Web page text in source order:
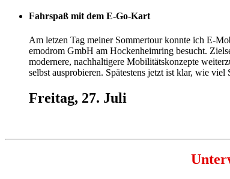
Fahrspaß mit dem E-Go-Kart
Am letzen Tag meiner Sommertour konnte ich E-
emodrom GmbH am Hockenheimring besucht.
modernere, nachhaltigere Mobilitätskonzepte
selbst ausprobieren. Spätestens jetzt ist klar, wie
Freitag, 27. Juli